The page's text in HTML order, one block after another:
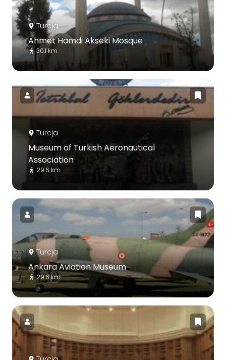
Turcja
Ahmet Hamdi Akseki Mosque
30.1 km
Turcja
Museum of Turkish Aeronautical
Association
29.6 km
Turcja
Ankara Aviation Museum
29.6 km